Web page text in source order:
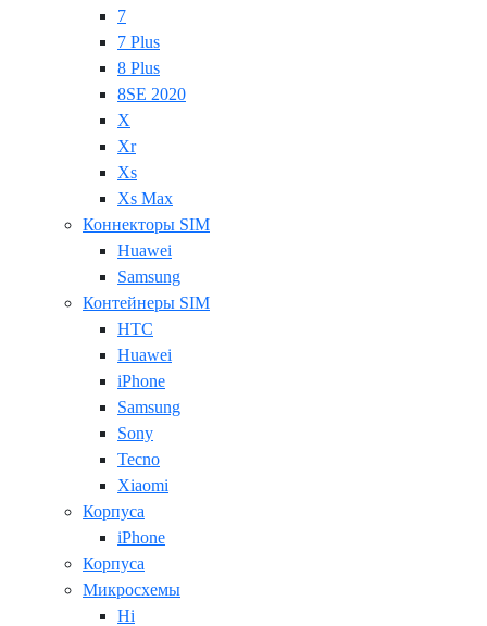
7
7 Plus
8 Plus
8SE 2020
X
Xr
Xs
Xs Max
Коннекторы SIM
Huawei
Samsung
Контейнеры SIM
HTC
Huawei
iPhone
Samsung
Sony
Tecno
Xiaomi
Корпуса
iPhone
Корпуса
Микросхемы
Hi